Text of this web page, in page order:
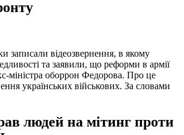
записали відеозвернення, в якому
та заявили, що реформи в армії
міністра оборрон Федорова. Про це
українських військових. За словами
людей на мітинг проти